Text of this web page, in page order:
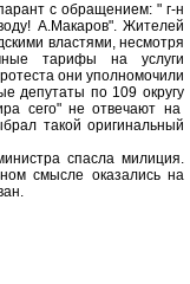
с обращением: " г-н
А.Макаров". Жителей
властями, несмотря
тарифы на услуги
они уполномочили
депутаты по 109 округу
сего" не отвечают на
такой оригинальный
спасла милиция.
смысле оказались на